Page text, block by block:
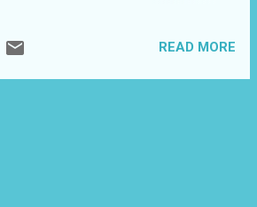
बदलने की कोशिश भी पर्याप्त है, वास्तव में बदल
अपने इंटरव्यू में ढेर सारी बातें करते हैं, उससे
READ MORE